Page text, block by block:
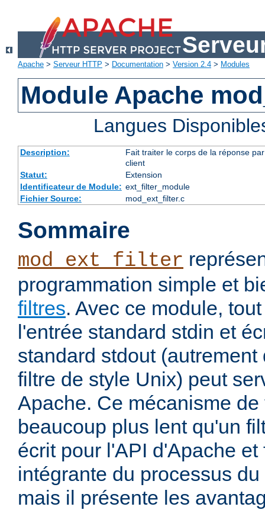
Apache > Serveur HTTP > Documentation > Version 2.4 > Modules
Module Apache
Langues
Description:
Fait traiter le corps de la réponse
client
Statut:
Extension
Identificateur de Module: ext_filter_module
Fichier Source:
mod_ext_filter.c
Sommaire
mod_ext_filter
programmation simple et
filtres. Avec ce module,
l'entrée standard stdin et
standard stdout
filtre de style Unix) peut
Apache. Ce mécanisme de
beaucoup plus lent qu'un
écrit pour l'API d'Apache et
intégrante du processus
mais il présente les